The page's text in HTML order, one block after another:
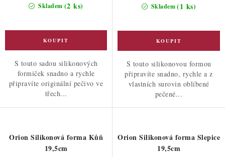
Skladem (2 ks)
S touto sadou silikonových
formiček snadno a rychle
připravíte originální pečivo ve
třech...
Skladem(1 ks)
S touto silikonovou formou
připravíte snadno, rychle a z
vlastních surovin oblíbené
pečené...
Orion Silikonová forma Kůň
19,5cm
Orion Silikonová forma Slepice
19,5cm